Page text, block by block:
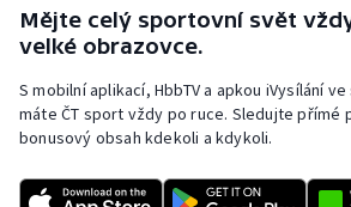
Mějte celý sportovní svět
velké obrazovce.
S mobilní aplikací, HbbTV a apkou iVysílání
máte ČT sport vždy po ruce. Sledujte přímé
bonusový obsah kdekoli a kdykoli.